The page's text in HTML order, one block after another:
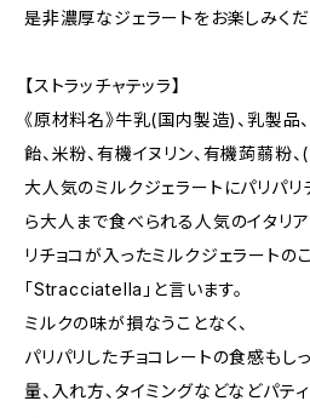
是非濃厚なジェラートをお楽しみくだ
【ストラッチャテッラ】
《原材料名》牛乳(国内製造)、乳製品
飴、米粉、有機イヌリン、有機蒟蒻粉
大人気のミルクジェラートにパリパ
ら大人まで食べられる人気のイタリ
リチョコが入ったミルクジェラートの
「Stracciatella」と言います。
ミルクの味が損なうことなく、
パリパリしたチョコレートの食感もし
量、入れ方、タイミングなどなどパ